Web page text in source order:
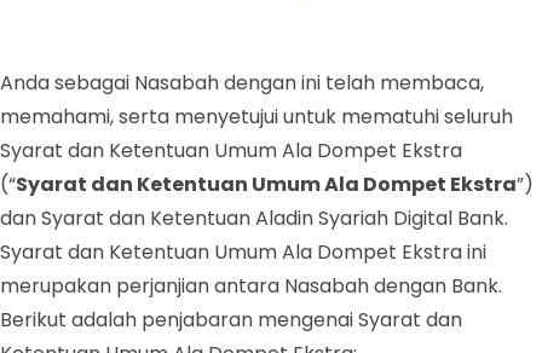
Anda sebagai Nasabah dengan ini telah membaca,
memahami, serta menyetujui untuk mematuhi seluruh
Syarat dan Ketentuan Umum Ala Dompet Ekstra
(“Syarat dan Ketentuan Umum Ala Dompet Ekstra”)
dan Syarat dan Ketentuan Aladin Syariah Digital Bank.
Syarat dan Ketentuan Umum Ala Dompet Ekstra ini
merupakan perjanjian antara Nasabah dengan Bank.
Berikut adalah penjabaran mengenai Syarat dan